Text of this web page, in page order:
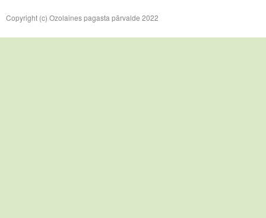
Copyright (c) Ozolaines pagasta pārvalde 2022